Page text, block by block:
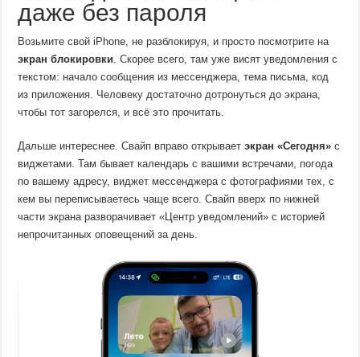
даже без пароля
Возьмите свой iPhone, не разблокируя, и просто посмотрите на
экран блокировки . Скорее всего, там уже висят уведомления с
текстом: начало сообщения из мессенджера, тема письма, код
из приложения. Человеку достаточно дотронуться до экрана,
чтобы тот загорелся, и всё это прочитать.
Дальше интереснее. Свайп вправо открываетэкран «Сегодня» с
виджетами. Там бывает календарь с вашими встречами, погода
по вашему адресу, виджет мессенджера с фотографиями тех, с
кем вы переписываетесь чаще всего. Свайп вверх по нижней
части экрана разворачивает «Центр уведомлений» с историей
непрочитанных оповещений за день.